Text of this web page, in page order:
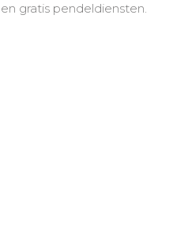
en gratis pendeldiensten.